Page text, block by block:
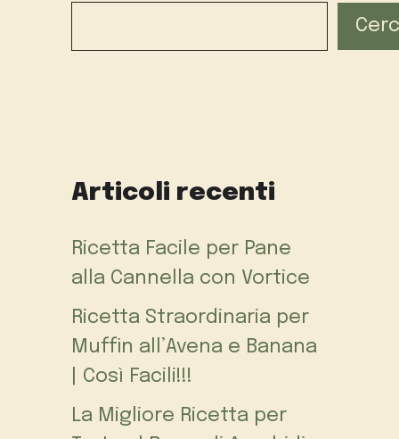
Articoli recenti
Ricetta Facile per Pane
alla Cannella con Vortice
Ricetta Straordinaria per
Muffin all’Avena e Banana
| Così Facili!!!
La Migliore Ricetta per